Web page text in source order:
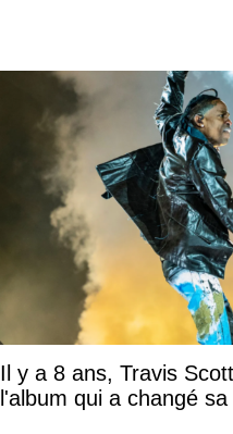
Il y a 8 ans, Travis
l'album qui a changé